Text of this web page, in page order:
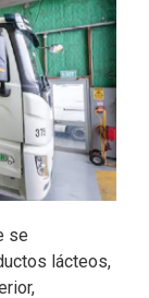
se
lácteos,